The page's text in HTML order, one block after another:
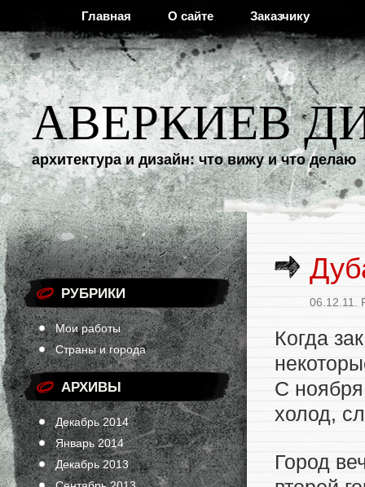
Главная О сайте Заказчику
АВЕРКИЕВ
архитектура и дизайн: что вижу и что делаю
РУБРИКИ
Мои работы
Страны и города
АРХИВЫ
Декабрь 2014
Январь 2014
Декабрь 2013
06.12.11.
Когда
С
холод,
Город